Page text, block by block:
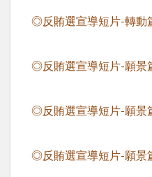
◎反賄選宣導短片-轉動
◎反賄選宣導短片-願景
◎反賄選宣導短片-願景
◎反賄選宣導短片-願景